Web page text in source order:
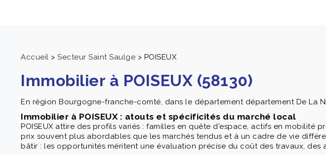
Accueil > Secteur Saint Saulge > POISEUX
Immobilier à POISEUX (58130)
En région Bourgogne-franche-comté, dans le département département De La
Immobilier à POISEUX : atouts et spécificités du marché local
POISEUX attire des profils variés : familles en quête d'espace, actifs en mobilité
prix souvent plus abordables que les marchés tendus et à un cadre de vie
bâtir : les opportunités méritent une évaluation précise du coût des travaux,